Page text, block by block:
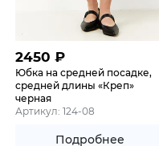
2450 ₽
Юбка на средней посадке,
средней длины «Креп»
черная
Артикул: 124-08
Подробнее